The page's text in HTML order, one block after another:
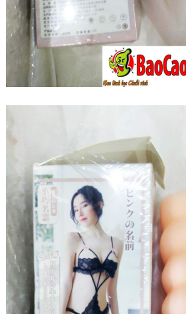
Âm
Mizzzee
Chính
Hãng
Cầm
Tay
Gọn
Siêu
Thật